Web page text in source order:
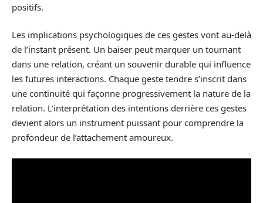
positifs.
Les implications psychologiques de ces gestes vont au-delà
de l’instant présent. Un baiser peut marquer un tournant
dans une relation, créant un souvenir durable qui influence
les futures interactions. Chaque geste tendre s’inscrit dans
une continuité qui façonne progressivement la nature de la
relation. L’interprétation des intentions derrière ces gestes
devient alors un instrument puissant pour comprendre la
profondeur de l’attachement amoureux.